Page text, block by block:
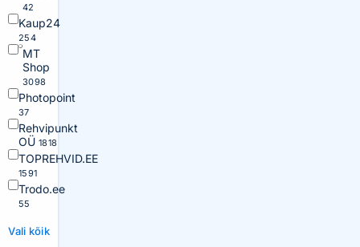
42
Kaup24
254
MT
Shop
3098
Photopoint
37
Rehvipunkt
OÜ 1818
TOPREHVID.EE
1591
Trodo.ee
55
Vali kõik